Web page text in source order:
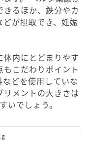
るほか、鉄分やカ
が摂取でき、妊娠
内にとどまりやす
こだわりポイント
どを使用していな
メントの大きさは
いでしょう。